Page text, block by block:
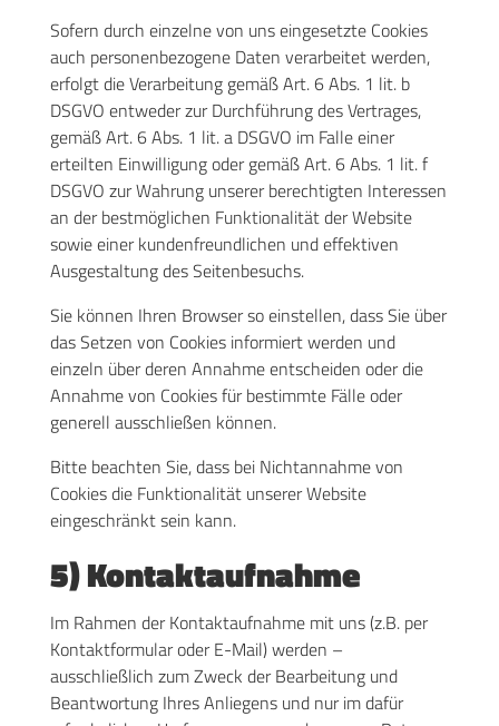
Sofern durch einzelne von uns eingesetzte Cookies
auch personenbezogene Daten verarbeitet werden,
erfolgt die Verarbeitung gemäß Art. 6 Abs. 1 lit. b
DSGVO entweder zur Durchführung des Vertrages,
gemäß Art. 6 Abs. 1 lit. a DSGVO im Falle einer
erteilten Einwilligung oder gemäß Art. 6 Abs. 1 lit. f
DSGVO zur Wahrung unserer berechtigten Interessen
an der bestmöglichen Funktionalität der Website
sowie einer kundenfreundlichen und effektiven
Ausgestaltung des Seitenbesuchs.
Sie können Ihren Browser so einstellen, dass Sie über
das Setzen von Cookies informiert werden und
einzeln über deren Annahme entscheiden oder die
Annahme von Cookies für bestimmte Fälle oder
generell ausschließen können.
Bitte beachten Sie, dass bei Nichtannahme von
Cookies die Funktionalität unserer Website
eingeschränkt sein kann.
5) Kontaktaufnahme
Im Rahmen der Kontaktaufnahme mit uns (z.B. per
Kontaktformular oder E-Mail) werden –
ausschließlich zum Zweck der Bearbeitung und
Beantwortung Ihres Anliegens und nur im dafür